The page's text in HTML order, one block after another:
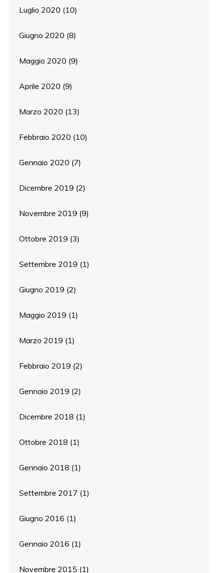
Luglio 2020 (10)
Giugno 2020 (8)
Maggio 2020 (9)
Aprile 2020 (9)
Marzo 2020 (13)
Febbraio 2020 (10)
Gennaio 2020 (7)
Dicembre 2019 (2)
Novembre 2019 (9)
Ottobre 2019 (3)
Settembre 2019 (1)
Giugno 2019 (2)
Maggio 2019 (1)
Marzo 2019 (1)
Febbraio 2019 (2)
Gennaio 2019 (2)
Dicembre 2018 (1)
Ottobre 2018 (1)
Gennaio 2018 (1)
Settembre 2017 (1)
Giugno 2016 (1)
Gennaio 2016 (1)
Novembre 2015 (1)